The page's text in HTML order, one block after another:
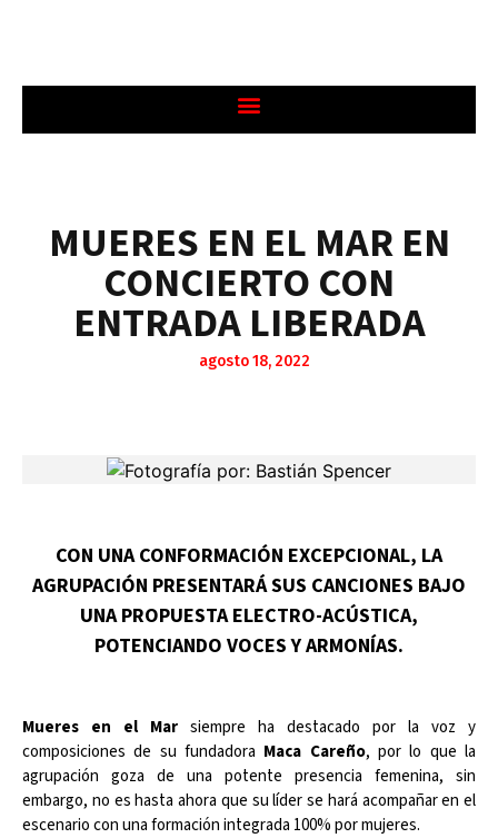
MUERES EN EL MAR EN
CONCIERTO CON
ENTRADA LIBERADA
agosto 18, 2022
CON UNA CONFORMACIÓN EXCEPCIONAL, LA
AGRUPACIÓN PRESENTARÁ SUS CANCIONES BAJO
UNA PROPUESTA ELECTRO-ACÚSTICA,
POTENCIANDO VOCES Y ARMONÍAS.
Mueres en el Mar siempre ha destacado por la voz y
composiciones de su fundadora Maca Careño, por lo que la
agrupación goza de una potente presencia femenina, sin
embargo, no es hasta ahora que su líder se hará acompañar en el
escenario con una formación integrada 100% por mujeres.